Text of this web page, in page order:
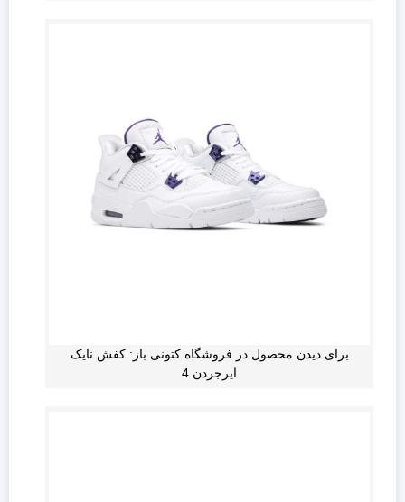
برای دیدن محصول در فروشگاه کتونی باز: کفش نایک
ایرجردن 4